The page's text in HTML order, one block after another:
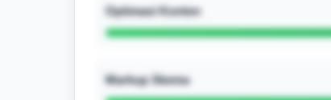
Optimasi Konten
Markup Skema